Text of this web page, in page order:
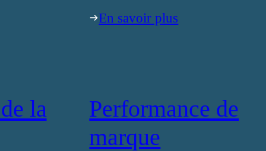
En savoir plus
la
Performance de
marque